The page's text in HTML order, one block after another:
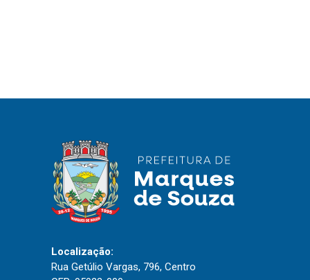
Ouvidoria
Portal do Cidadão
Portal do Servidor
Publicações
Localização:
Rua Getúlio Vargas, 796, Centro